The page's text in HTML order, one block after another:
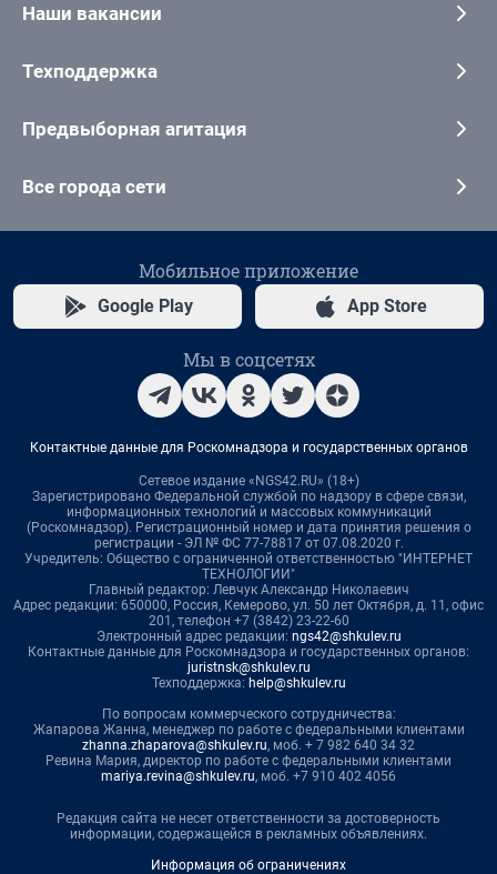
Наши вакансии
Техподдержка
Предвыборная агитация
Все города сети
Мобильное приложение
Google Play App Store
Мы в соцсетях
Контактные данные для Роскомнадзора и государственных органов
Сетевое издание «NGS42.RU» (18+)
Зарегистрировано Федеральной службой по надзору в сфере связи,
информационных технологий и массовых коммуникаций
(Роскомнадзор). Регистрационный номер и дата принятия решения о
регистрации - ЭЛ № ФС 77-78817 от 07.08.2020 г.
Учредитель: Общество с ограниченной ответственностью "ИНТЕРНЕТ
ТЕХНОЛОГИИ"
Главный редактор: Левчук Александр Николаевич
Адрес редакции: 650000, Россия, Кемерово, ул. 50 лет Октября, д. 11, офис
201, телефон +7 (3842) 23-22-60
Электронный адрес редакции: ngs42@shkulev.ru
Контактные данные для Роскомнадзора и государственных органов:
juristnsk@shkulev.ru
Техподдержка: help@shkulev.ru
По вопросам коммерческого сотрудничества:
Жапарова Жанна, менеджер по работе с федеральными клиентами
zhanna.zhaparova@shkulev.ru, моб. + 7 982 640 34 32
Ревина Мария, директор по работе с федеральными клиентами
mariya.revina@shkulev.ru, моб. +7 910 402 4056
Редакция сайта не несет ответственности за достоверность
информации, содержащейся в рекламных объявлениях.
Информация об ограничениях